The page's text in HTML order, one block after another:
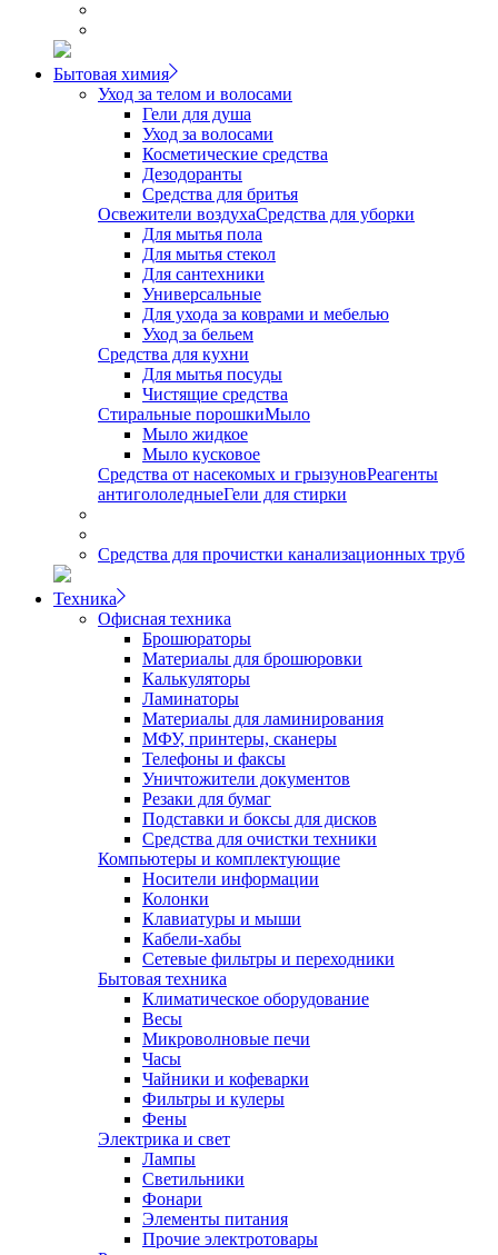
Бытовая химия
Уход за телом и волосами
Гели для душа
Уход за волосами
Косметические средства
Дезодоранты
Средства для бритья
Освежители воздухаСредства для уборки
Для мытья пола
Для мытья стекол
Для сантехники
Универсальные
Для ухода за коврами и мебелью
Уход за бельем
Средства для кухни
Для мытья посуды
Чистящие средства
Стиральные порошкиМыло
Мыло жидкое
Мыло кусковое
Средства от насекомых и грызуновРеагенты
антигололедныеГели для стирки
Средства для прочистки канализационных труб
Техника
Офисная техника
Брошюраторы
Материалы для брошюровки
Калькуляторы
Ламинаторы
Материалы для ламинирования
МФУ, принтеры, сканеры
Телефоны и факсы
Уничтожители документов
Резаки для бумаг
Подставки и боксы для дисков
Средства для очистки техники
Компьютеры и комплектующие
Носители информации
Колонки
Клавиатуры и мыши
Кабели-хабы
Сетевые фильтры и переходники
Бытовая техника
Климатическое оборудование
Весы
Микроволновые печи
Часы
Чайники и кофеварки
Фильтры и кулеры
Фены
Электрика и свет
Лампы
Светильники
Фонари
Элементы питания
Прочие электротовары